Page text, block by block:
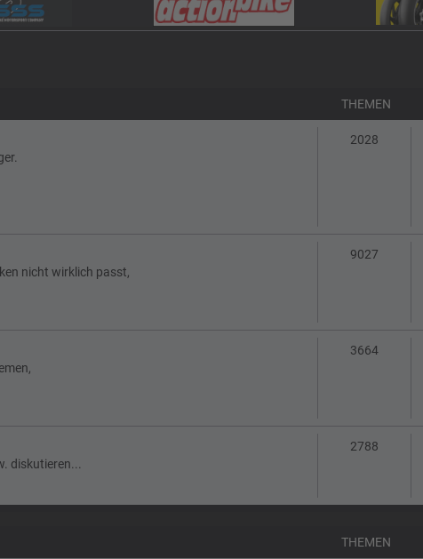
THEMEN
2028
nicht wirklich passt,
9027
3664Themen
diskutieren...
2788
THEMEN